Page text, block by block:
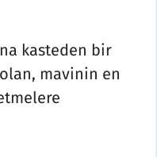
kasteden bir
mavinin en